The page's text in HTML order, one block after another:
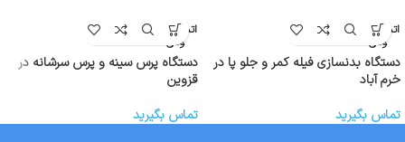
اتمام موج
ودی
دستگاه بدنسازی فیله کمر و جلو پا در
خرم آباد
تماس بگیرید
اتمام موج
ودی
دستگاه پرس سینه و پرس سرشانه در
قزوین
تماس بگیرید